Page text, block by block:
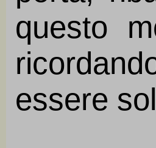
questo
essere